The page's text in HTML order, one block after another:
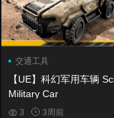
交通工具
【UE】科幻军用车辆 SciFi
Military Car
3 3周前